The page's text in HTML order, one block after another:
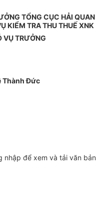
TỔNG CỤC HẢI QUAN
KIỂM TRA THU THUẾ XNK
VỤ TRƯỞNG
Thành Đức
nhập để xem và tải văn bản